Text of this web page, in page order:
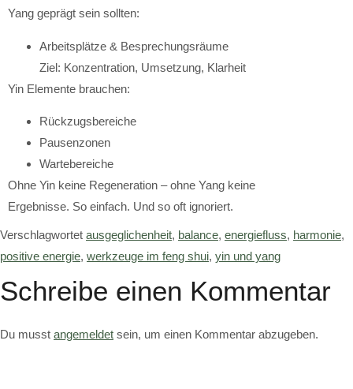
Yang geprägt sein sollten:
Arbeitsplätze & Besprechungsräume
Ziel: Konzentration, Umsetzung, Klarheit
Yin Elemente brauchen:
Rückzugsbereiche
Pausenzonen
Wartebereiche
Ohne Yin keine Regeneration – ohne Yang keine
Ergebnisse. So einfach. Und so oft ignoriert.
Verschlagwortet ausgeglichenheit, balance, energiefluss, harmonie,
positive energie, werkzeuge im feng shui, yin und yang
Schreibe einen Kommentar
Du musst angemeldet sein, um einen Kommentar abzugeben.